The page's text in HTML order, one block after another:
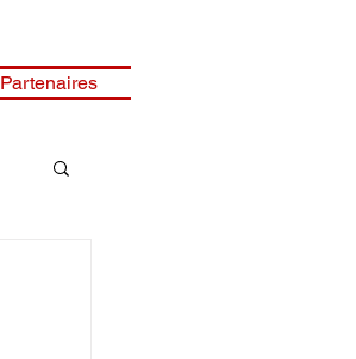
Partenaires